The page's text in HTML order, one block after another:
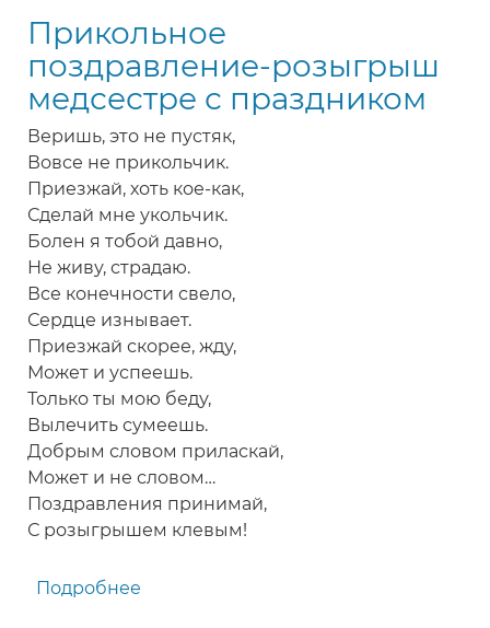
с
Днем
медицинских
сестер
Прикольное
поздравление-розыгрыш
медсестре с праздником
Веришь, это не пустяк,
Вовсе не прикольчик.
Приезжай, хоть кое-как,
Сделай мне укольчик.
Болен я тобой давно,
Не живу, страдаю.
Все конечности свело,
Сердце изнывает.
Приезжай скорее, жду,
Может и успеешь.
Только ты мою беду,
Вылечить сумеешь.
Добрым словом приласкай,
Может и не словом…
Поздравления принимай,
С розыгрышем клевым!
Подробнее